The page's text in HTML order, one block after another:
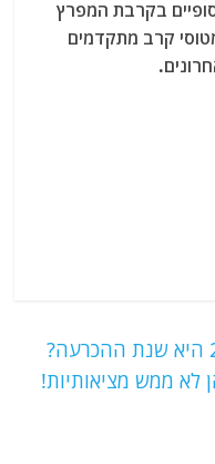
סופיים בקרבת המפרץ
הם מצטרפים ליותר מ-50 מטוסי קרב מתקדמים
מצרים על חבל דק: האם 2026 היא שנת ההכרעה?
לא ממש מציאותיות!